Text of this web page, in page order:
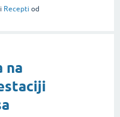
Recepti od
na